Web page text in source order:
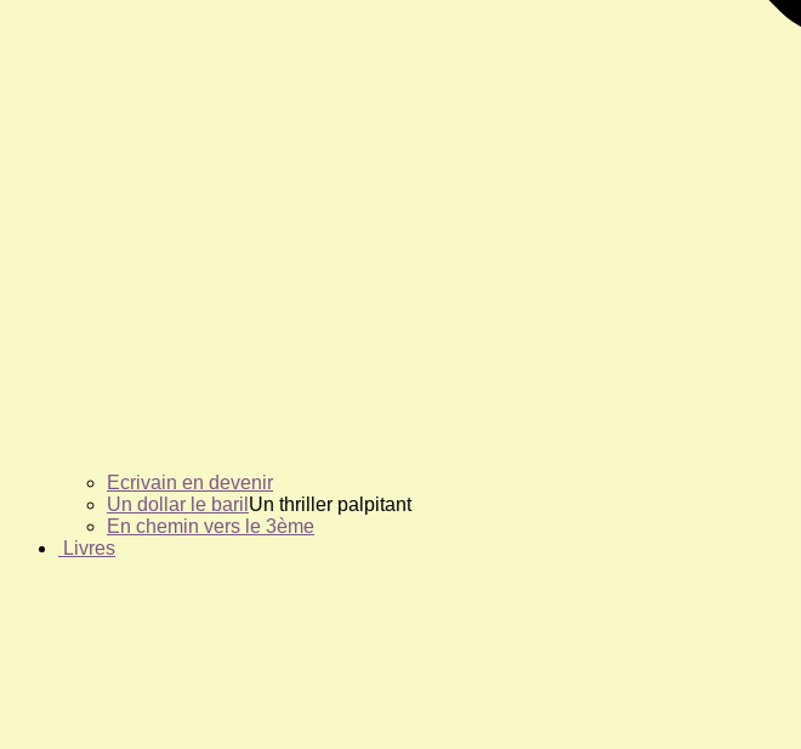
Ecrivain en devenir
Un dollar le baril Un thriller palpitant
En chemin vers le 3ème
Livres